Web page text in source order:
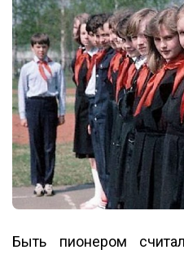
Быть пионером